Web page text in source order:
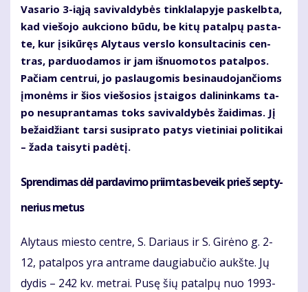
Va­sa­rio 3-iąją sa­vi­val­dy­bės tin­kla­la­py­je pa­skelb­ta,
kad vie­šo­jo auk­cio­no bū­du, be ki­tų pa­tal­pų pa­sta­
te, kur įsi­kū­ręs Aly­taus ver­slo kon­sul­ta­ci­nis cen­
tras, par­duo­da­mos ir jam iš­nuo­mo­tos pa­tal­pos.
Pa­čiam cen­trui, jo pa­slau­go­mis be­si­nau­do­jan­čioms
įmo­nėms ir šios vie­šo­sios įstai­gos da­li­nin­kams ta­
po ne­su­pran­ta­mas toks sa­vi­val­dy­bės žai­di­mas. Jį
be­žai­džiant tar­si su­si­pra­to pa­tys vie­ti­niai po­li­ti­kai
– ža­da tai­sy­ti pa­dė­tį.
Spren­di­mas dėl par­da­vi­mo pri­im­tas be­veik prieš sep­ty­
ne­rius me­tus
Aly­taus mies­to cen­tre, S. Da­riaus ir S. Gi­rė­no g. 2-
12, pa­tal­pos yra ant­ra­me dau­gia­bu­čio aukš­te. Jų
dy­dis – 242 kv. met­rai. Pu­sę šių pa­tal­pų nuo 1993-